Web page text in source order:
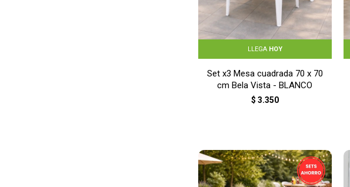
LLEGA HOY
Set x3 Mesa cuadrada 70 x 70
cm Bela Vista - BLANCO
$ 3.350